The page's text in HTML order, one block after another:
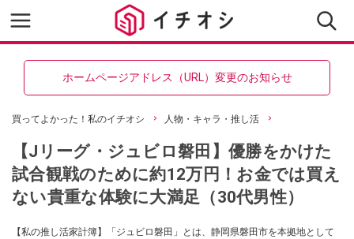
ホームページアドレス（URL）変更のお知らせ
買ってよかった！私のイチオシ 人物・キャラ・推し活
【Jリーグ・ジュビロ磐田】優勝をかけた
試合観戦のために約12万円！お金では買え
ない貴重な体験に大満足（30代男性）
【私の推し活家計簿】「ジュビロ磐田」とは、静岡県磐田市を本拠地として